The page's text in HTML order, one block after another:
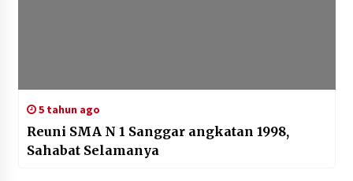
5 tahun ago
Reuni SMA N 1 Sanggar angkatan 1998,
Sahabat Selamanya